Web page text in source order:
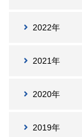
2022年
2021年
2020年
2019年